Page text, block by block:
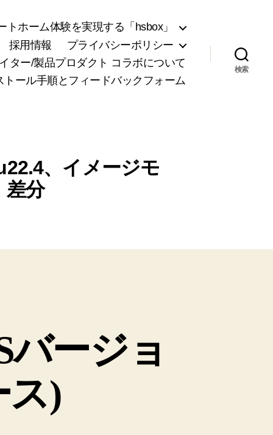
ホーム体験を実現する「hsbox」
採用情報
プライバシーポリシー
ター/製品プロダクト コラボについて
ール手順とフィードバックフォーム
検索
、イメージモ
差分
バージョ
ス)